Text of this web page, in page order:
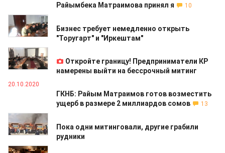
Райымбека Матраимова принял я
10
21.10.2020
Бизнес требует немедленно открыть
"Торугарт" и "Иркештам"
21.10.2020
Откройте границу! Предприниматели КР
намерены выйти на бессрочный митинг
20.10.2020
ГКНБ: Райым Матраимов готов возместить
ущерб в размере 2 миллиардов сомов
13
19.10.2020
Пока одни митинговали, другие грабили
рудники
16.10.2020